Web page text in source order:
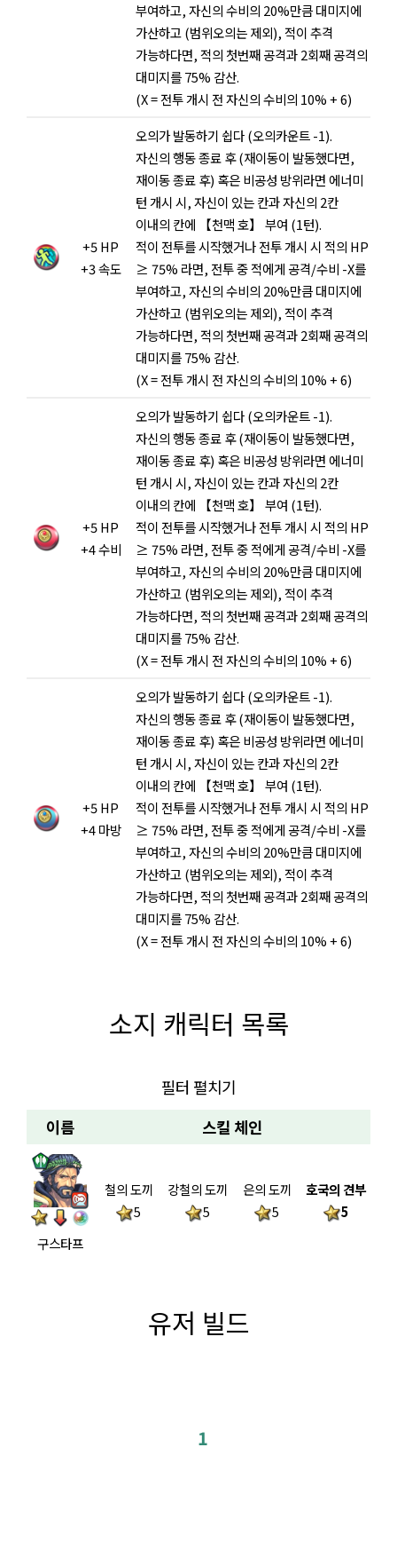
부여하고, 자신의 수비의 20%만큼 대미지에
가산하고 (범위오의는 제외), 적이 추격
가능하다면, 적의 첫번째 공격과 2회째 공격의
대미지를 75% 감산.
(X = 전투 개시 전 자신의 수비의 10% + 6)
+5 HP
+3 속도
오의가 발동하기 쉽다 (오의카운트 -1).
자신의 행동 종료 후 (재이동이 발동했다면,
재이동 종료 후) 혹은 비공성 방위라면 에너미
턴 개시 시, 자신이 있는 칸과 자신의 2칸
이내의 칸에 【천맥 호】 부여 (1턴).
적이 전투를 시작했거나 전투 개시 시 적의 HP
≥ 75% 라면, 전투 중 적에게 공격/수비 -X를
부여하고, 자신의 수비의 20%만큼 대미지에
가산하고 (범위오의는 제외), 적이 추격
가능하다면, 적의 첫번째 공격과 2회째 공격의
대미지를 75% 감산.
(X = 전투 개시 전 자신의 수비의 10% + 6)
+5 HP
+4 수비
오의가 발동하기 쉽다 (오의카운트 -1).
자신의 행동 종료 후 (재이동이 발동했다면,
재이동 종료 후) 혹은 비공성 방위라면 에너미
턴 개시 시, 자신이 있는 칸과 자신의 2칸
이내의 칸에 【천맥 호】 부여 (1턴).
적이 전투를 시작했거나 전투 개시 시 적의 HP
≥ 75% 라면, 전투 중 적에게 공격/수비 -X를
부여하고, 자신의 수비의 20%만큼 대미지에
가산하고 (범위오의는 제외), 적이 추격
가능하다면, 적의 첫번째 공격과 2회째 공격의
대미지를 75% 감산.
(X = 전투 개시 전 자신의 수비의 10% + 6)
+5 HP
+4 마방
오의가 발동하기 쉽다 (오의카운트 -1).
자신의 행동 종료 후 (재이동이 발동했다면,
재이동 종료 후) 혹은 비공성 방위라면 에너미
턴 개시 시, 자신이 있는 칸과 자신의 2칸
이내의 칸에 【천맥 호】 부여 (1턴).
적이 전투를 시작했거나 전투 개시 시 적의 HP
≥ 75% 라면, 전투 중 적에게 공격/수비 -X를
부여하고, 자신의 수비의 20%만큼 대미지에
가산하고 (범위오의는 제외), 적이 추격
가능하다면, 적의 첫번째 공격과 2회째 공격의
대미지를 75% 감산.
(X = 전투 개시 전 자신의 수비의 10% + 6)
소지 캐릭터 목록
필터 펼치기
이름 스킬 체인
구스타프
철의 도끼
5
강철의 도끼
5
은의 도끼
5
호국의 견부
5
유저 빌드
1